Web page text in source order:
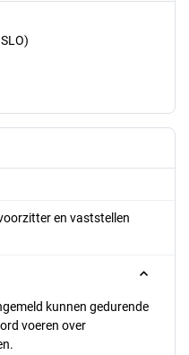
en vaststellen
kunnen gedurende
voeren over